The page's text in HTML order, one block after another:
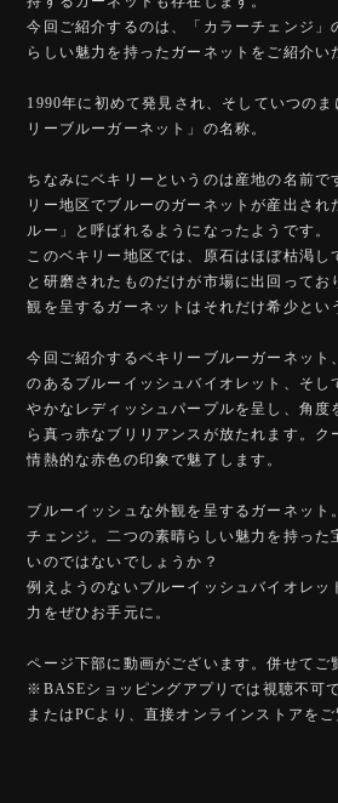
今回ご紹介するのは、「カラーチェンジ」
らしい魅力を持ったガーネットをご紹介い
1990年に初めて発見され、そしていつの
リーブルーガーネット」の名称。
ちなみにベキリーというのは産地の名前で
リー地区でブルーのガーネットが産出され
ルー」と呼ばれるようになったようです。
このベキリー地区では、原石はほぼ枯渇し
と研磨されたものだけが市場に出回ってお
観を呈するガーネットはそれだけ希少とい
今回ご紹介するベキリーブルーガーネット
のあるブルーイッシュバイオレット、そし
やかなレディッシュパープルを呈し、角度
ら真っ赤なブリリアンスが放たれます。ク
情熱的な赤色の印象で魅了します。
ブルーイッシュな外観を呈するガーネット
チェンジ。二つの素晴らしい魅力を持った
いのではないでしょうか？
例えようのないブルーイッシュバイオレッ
力をぜひお手元に。
ページ下部に動画がございます。併せてご
※BASEショッピングアプリでは視聴不可
またはPCより、直接オンラインストアをご